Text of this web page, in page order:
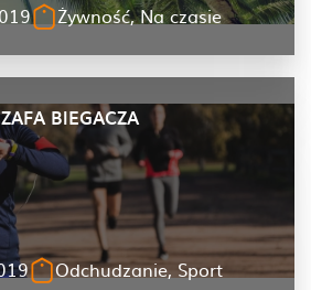
Żywność, Na czasie
BIEGACZA
Odchudzanie, Sport